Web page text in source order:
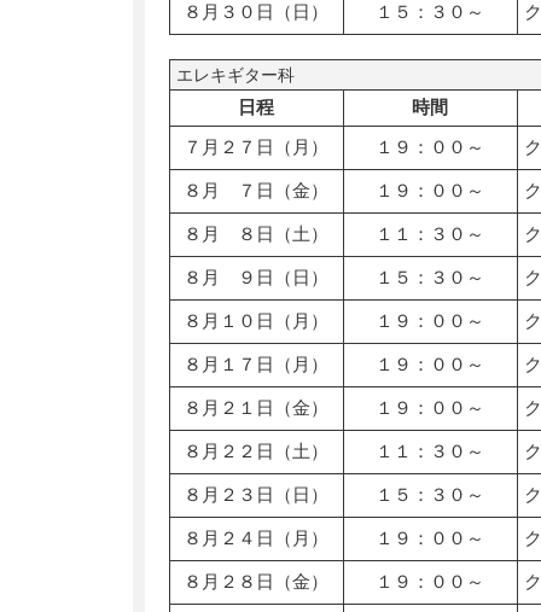
８月３０日（日） １５：３０～
エレキギター科
日程
時間
７月２７日（月）
１９：００～
８月 ７日（金） １９：００～
８月 ８日（土） １１：３０～
８月 ９日（日） １５：３０～
８月１０日（月） １９：００～
８月１７日（月） １９：００～
８月２１日（金） １９：００～
８月２２日（土） １１：３０～
８月２３日（日） １５：３０～
８月２４日（月） １９：００～
８月２８日（金） １９：００～